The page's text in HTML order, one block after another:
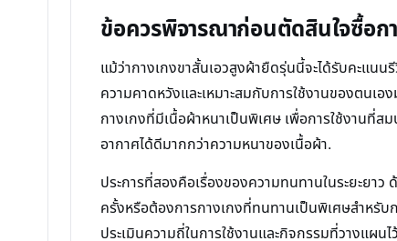
ข้อควรพิจารณาก่อนตัดสินใจซื้อก
แม้ว่ากางเกงขาสั้นเอวสูงผ้ายืดรุ่นนี้จะได้รับคะแ
ความคาดหวังและเหมาะสมกับการใช้งานของตนเ
กางเกงที่มีเนื้อผ้าหนาเป็นพิเศษ เพื่อการใช้งานที่
อากาศได้ดีมากกว่าความหนาของเนื้อผ้า.
ประการที่สองคือเรื่องของความทนทานในระยะยา
ครั้งหรือต้องการกางเกงที่ทนทานเป็นพิเศษสำหรั
ประเมินความถี่ในการใช้งานและกิจกรรมที่วางแผ